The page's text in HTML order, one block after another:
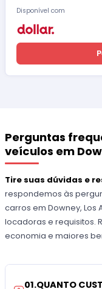
Disponível com
Perguntas
veículos em
Tire suas dúvidas e
respondemos às
carros em Downey, Los
locadoras e requisitos.
economia e maiores
01.QUANTO